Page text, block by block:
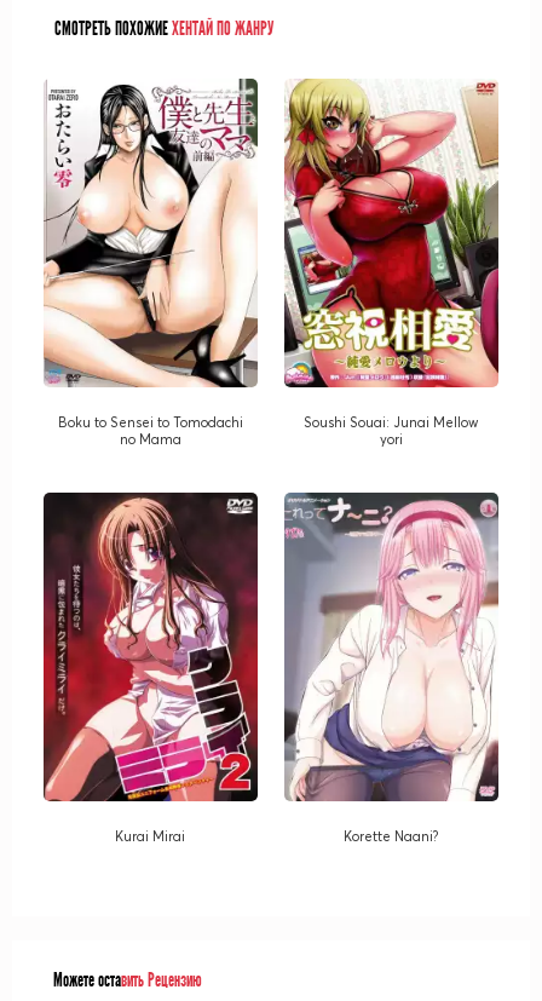
СМОТРЕТЬ ПОХОЖИЕХЕНТАЙ ПО ЖАНРУ
Boku to Sensei to Tomodachi
no Mama
Soushi Souai: Junai Mellow
yori
Kurai Mirai Korette Naani?
Можете оставить Рецензию